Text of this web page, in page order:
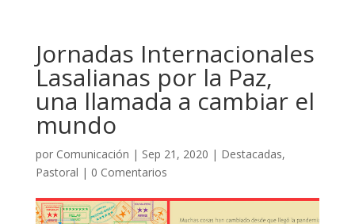
Jornadas Internacionales
Lasalianas por la Paz,
una llamada a cambiar el
mundo
por Comunicación | Sep 21, 2020 | Destacadas,
Pastoral | 0 Comentarios